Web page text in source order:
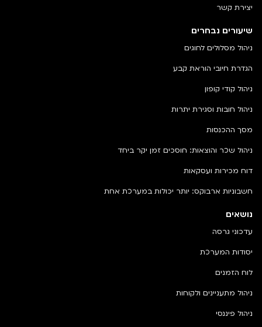
נושאים
עדכוני גרסה
יסודות המערכת
לוח הזמנים
ניהול מתעניינים ולקוחות
ניהול פיננסי
שיעורים נבחרים
ניהול מסלולים לחוגים
הגדרת חיובי הוראת קבע
ניהול קודי קופון
ניהול חובות וסגירת יתרות
מסך ההכנסות
ניהול שכר והוצאות: חוסכים זמן יקר ביחד
דוח מכירות ועסקאות
חשבוניות ארבוקס: יותר יכולות במערכת אחת
יצירת קשר